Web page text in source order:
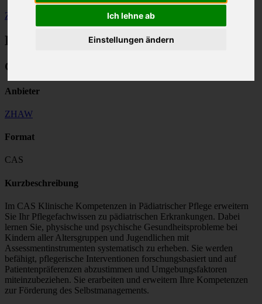
Ich lehne ab
Einstellungen ändern
Zurück
Bildungsangebot
CAS Klinische Kompetenzen in Pädiatrischer Pflege
Anbieter
ZHAW
Format
CAS
Kurzbeschreibung
Im CAS Klinische Kompetenzen in Pädiatrischer Pflege erweitern
Sie Ihr Pflegefachwissen zu pädiatrischen Erkrankungen. Dabei
lernen Sie, physische und psychische Gesundheitsprobleme bei
Kindern aller Altersgruppen und Jugendlichen mit
Assessmentinstrumenten systematisch zu erheben. Sie werden
befähigt, pflegerische Interventionen forschungsbasiert und auf
Patientenpräferenzen abzustimmen und Umgebungsfaktoren
miteinzubeziehen. Sie erarbeiten und erweitern Ihre Kompetenzen
zur Förderung des Selbstmanagements.